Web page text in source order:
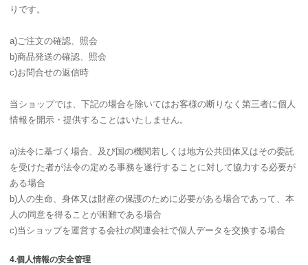
りです。
a)ご注文の確認、照会
b)商品発送の確認、照会
c)お問合せの返信時
当ショップでは、下記の場合を除いてはお客様の断りなく第三者に個人
情報を開示・提供することはいたしません。
a)法令に基づく場合、及び国の機関若しくは地方公共団体又はその委託
を受けた者が法令の定める事務を遂行することに対して協力する必要が
ある場合
b)人の生命、身体又は財産の保護のために必要がある場合であって、本
人の同意を得ることが困難である場合
c)当ショップを運営する会社の関連会社で個人データを交換する場合
4.個人情報の安全管理